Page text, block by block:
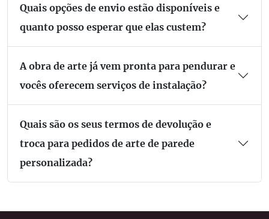
Quais opções de envio estão disponíveis e
quanto posso esperar que elas custem?
A obra de arte já vem pronta para pendurar e
vocês oferecem serviços de instalação?
Quais são os seus termos de devolução e
troca para pedidos de arte de parede
personalizada?